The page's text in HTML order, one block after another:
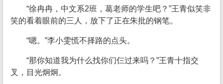
“徐冉冉，中文系2班，葛老师的学生吧？”王青似笑非
笑的看着眼前的三人，放下了正在朱批的钢笔。
“嗯。”李小雯慌不择路的点头。
“那你知道我为什么找你们仨过来吗？”王青十指交
叉，目光炯炯。